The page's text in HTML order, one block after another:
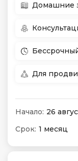
Домашние
Для
Начало: 26
Срок: 1 месяц